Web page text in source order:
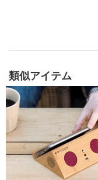
類似アイテム